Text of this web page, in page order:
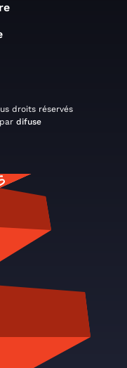
droits réservés
difuse